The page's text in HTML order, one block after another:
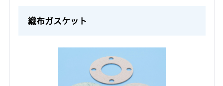
織布ガスケット